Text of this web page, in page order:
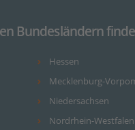
Bundesländern
Hessen
Mecklenburg-
Niedersachsen
Nordrhein-Westfalen